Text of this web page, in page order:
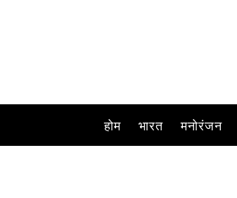
होम भारत मनोरंजन